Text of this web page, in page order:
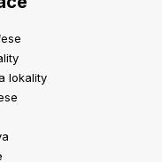
lokality